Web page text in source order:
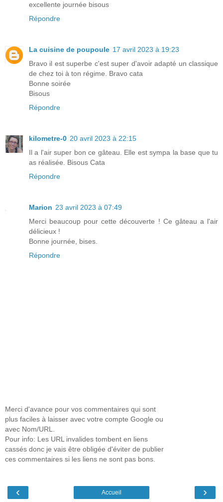
excellente journée bisous
Répondre
La cuisine de poupoule 17 avril 2023 à 19:23
Bravo il est superbe c'est super d'avoir adapté un classique
de chez toi à ton régime. Bravo cata
Bonne soirée
Bisous
Répondre
kilometre-0 20 avril 2023 à 22:15
Il a l'air super bon ce gâteau. Elle est sympa la base que tu
as réalisée. Bisous Cata
Répondre
Marion 23 avril 2023 à 07:49
Merci beaucoup pour cette découverte ! Ce gâteau a l'air
délicieux !
Bonne journée, bises.
Répondre
Merci d'avance pour vos commentaires qui sont
plus faciles à laisser avec votre compte Google ou
avec Nom/URL.
Pour info: Les URL invalides tombent en liens
cassés donc je vais être obligée d'éviter de publier
ces commentaires si les liens ne sont pas bons.
‹ ›
Accueil